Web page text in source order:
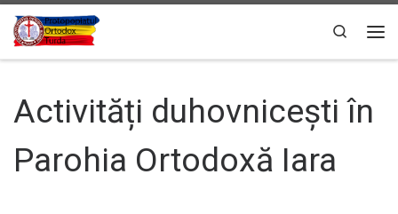
Sari la conținut
Search
Activități duhovnicești în
Parohia Ortodoxă Iara